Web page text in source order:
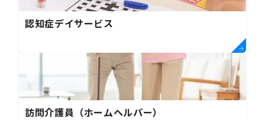
認知症デイサービス
訪問介護員（ホームヘルパー）